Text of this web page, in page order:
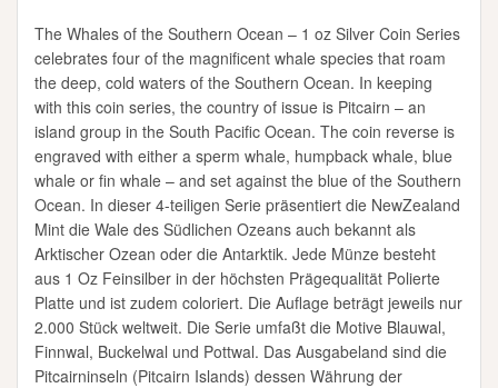
The Whales of the Southern Ocean – 1 oz Silver Coin Series
celebrates four of the magnificent whale species that roam
the deep, cold waters of the Southern Ocean. In keeping
with this coin series, the country of issue is Pitcairn – an
island group in the South Pacific Ocean. The coin reverse is
engraved with either a sperm whale, humpback whale, blue
whale or fin whale – and set against the blue of the Southern
Ocean. In dieser 4-teiligen Serie präsentiert die NewZealand
Mint die Wale des Südlichen Ozeans auch bekannt als
Arktischer Ozean oder die Antarktik. Jede Münze besteht
aus 1 Oz Feinsilber in der höchsten Prägequalität Polierte
Platte und ist zudem coloriert. Die Auflage beträgt jeweils nur
2.000 Stück weltweit. Die Serie umfaßt die Motive Blauwal,
Finnwal, Buckelwal und Pottwal. Das Ausgabeland sind die
Pitcairninseln (Pitcairn Islands) dessen Währung der